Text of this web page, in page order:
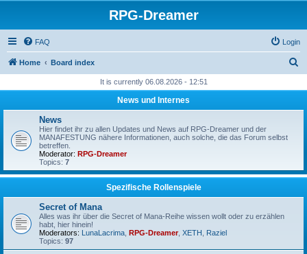
RPG-Dreamer
FAQ Login
Home Board index
r
It is currently 06.08.2026 - 12:51
News und Internes
News
Hier findet ihr zu allen Updates und News auf RPG-Dreamer und der
MANAFESTUNG nähere Informationen, auch solche, die das Forum selbst
betreffen.
Moderator: RPG-Dreamer
Topics: 7
Spezifische Rollenspiele
Secret of Mana
Alles was ihr über die Secret of Mana-Reihe wissen wollt oder zu erzählen
habt, hier hinein!
Moderators: LunaLacrima RPG-Dreamer, XETH
Raziel
Topics: 97